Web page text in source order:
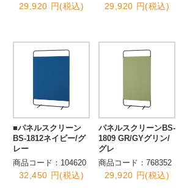
29,920 円(税込) 29,920 円(税込)
■パネルスクリーン
BS-1812ネイビー/グ
レー
商品コード：104620
32,450 円(税込)
パネルスクリーンBS-
1809 GR/GYグリン/
グレ
商品コード：768352
29,920 円(税込)